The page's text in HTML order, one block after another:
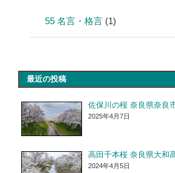
55 名言・格言 (1)
最近の投稿
佐保川の桜 奈良県奈良
2025年4月7日
高田千本桜 奈良県大和
2024年4月5日